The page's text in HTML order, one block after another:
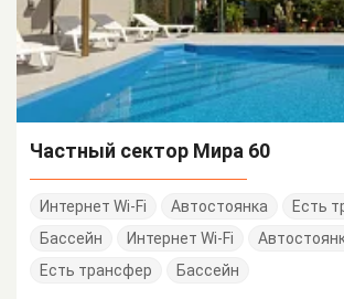
Частный сектор Мира 60
Интернет Wi-Fi Автостоянка
Есть
Бассейн
Интернет Wi-Fi
Есть трансфер
Бассейн